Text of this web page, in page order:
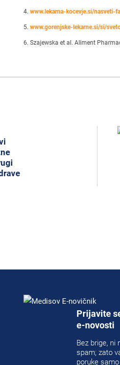
www.lekarna-kocevje.si/nasveti-
www.gorenjske-lekarne.si/si/
Szajewska et al. Aliment
Prijavite
e-novosti
Bez brige, ni
spam; zato
poruke